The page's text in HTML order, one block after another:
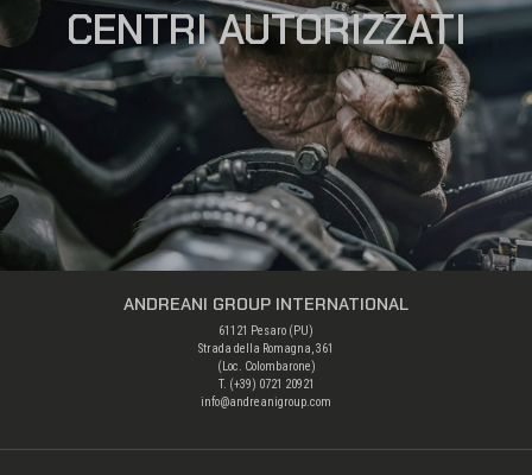
CENTRI AUTORIZZATI
ANDREANI GROUP INTERNATIONAL
61121 Pesaro (PU)
Strada della Romagna, 361
(Loc. Colombarone)
T. (+39) 0721 20921
info@andreanigroup.com